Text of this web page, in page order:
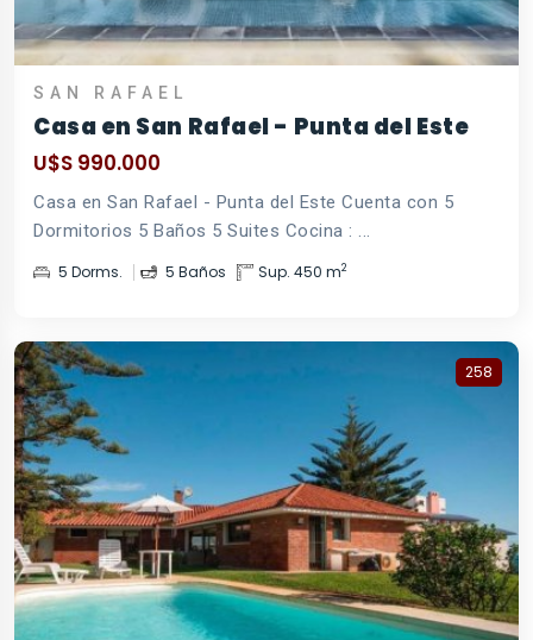
SAN RAFAEL
Casa en San Rafael - Punta del Este
U$S 990.000
Casa en San Rafael - Punta del Este Cuenta con 5
Dormitorios 5 Baños 5 Suites Cocina : ...
5 Dorms. 5 Baños Sup. 450 m2
258